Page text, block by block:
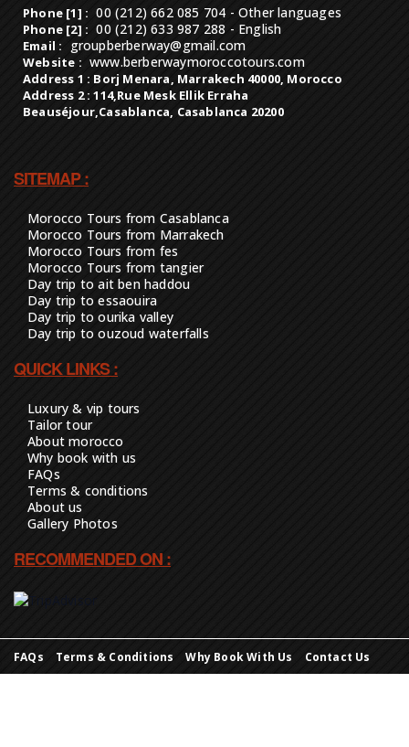
Phone [2] : 00 (212) 633 987 288 - English
Email : groupberberway@gmail.com
Website : www.berberwaymoroccotours.com
Address 1 : Borj Menara, Marrakech 40000, Morocco
Address 2 : 114,Rue Mesk Ellik Erraha
Beauséjour,Casablanca, Casablanca 20200
Morocco Tours from Marrakech
Morocco Tours from fes
Morocco Tours from tangier
Day trip to ait ben haddou
Day trip to essaouira
Day trip to ourika valley
Day trip to ouzoud waterfalls
Tailor tour
About morocco
Why book with us
FAQs
Terms & conditions
About us
Gallery Photos
FAQs Terms & Conditions Why Book With Us Contact Us